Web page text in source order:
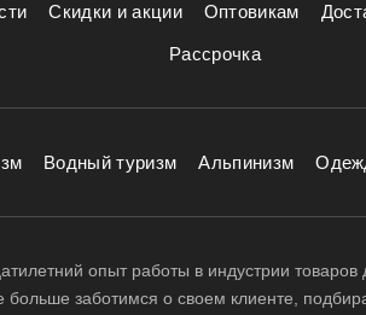
Скидки и акции Оптовикам
Рассрочка
Водный туризм Альпинизм
опыт работы в индустрии товаров
больше заботимся о своем клиенте,